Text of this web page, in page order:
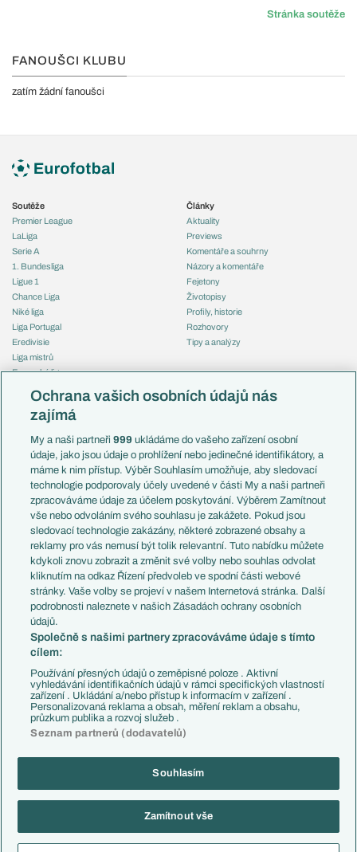
Stránka soutěže
FANOUŠCI KLUBU
zatím žádní fanoušci
Soutěže
Premier League
LaLiga
Serie A
1. Bundesliga
Ligue 1
Chance Liga
Niké liga
Liga Portugal
Eredivisie
Liga mistrů
Evropská liga
Mistrovství světa
Liga národů
Témata
Představení týmů MS
EuroSkauting
PL v kostce
Evropské koeficienty
Přestupy
Přestupové spekulace
Zranění
Kluby
Arsenal FC
Chelsea FC
Manchester United
AC Milán
Juventus FC
Bayern Mnichov
FC Barcelona
Real Madrid
Články
Aktuality
Previews
Komentáře a souhrny
Názory a komentáře
Fejetony
Životopisy
Profily, historie
Rozhovory
Tipy a analýzy
Česko
Francie
Itálie
Německo
Španělsko
Argentina
Brazílie
Přestupy
Zápasy
Livescore
Tipovací soutěž
Copyright © 2001-2026 EuroFotbal.cz. Využíváme zpravodajství ČTK.
Informace o zpracování osobních údajů
Ochrana vašich osobních údajů nás
zajímá
My a naši partneři999 ukládáme do vašeho zařízení osobní
údaje, jako jsou údaje o prohlížení nebo jedinečné identifikátory, a
máme k nim přístup. Výběr Souhlasím umožňuje, aby sledovací
technologie podporovaly účely uvedené v části My a naši partneři
zpracováváme údaje za účelem poskytování. Výběrem Zamítnout
vše nebo odvoláním svého souhlasu je zakážete. Pokud jsou
sledovací technologie zakázány, některé zobrazené obsahy a
reklamy pro vás nemusí být tolik relevantní. Tuto nabídku můžete
kdykoli znovu zobrazit a změnit své volby nebo souhlas odvolat
kliknutím na odkaz Řízení předvoleb ve spodní části webové
stránky. Vaše volby se projeví v našem Internetová stránka. Další
podrobnosti naleznete v našich Zásadách ochrany osobních
údajů.
Společně s našimi partnery zpracováváme údaje s tímto
cílem:
Používání přesných údajů o zeměpisné poloze . Aktivní
vyhledávání identifikačních údajů v rámci specifických vlastností
zařízení . Ukládání a/nebo přístup k informacím v zařízení .
Personalizovaná reklama a obsah, měření reklam a obsahu,
průzkum publika a rozvoj služeb .
Seznam partnerů (dodavatelů)
Souhlasím
Zamítnout vše